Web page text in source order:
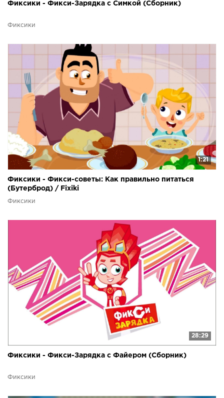
Фиксики - Фикси-Зарядка с Симкой (Сборник)
Фиксики
1:21
Фиксики - Фикси-советы: Как правильно питаться
(Бутерброд) / Fixiki
Фиксики
28:29
Фиксики - Фикси-Зарядка с Файером (Сборник)
Фиксики